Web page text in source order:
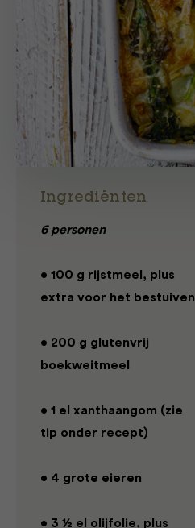
Ingrediënten
6 personen
• 100 g rijstmeel, plus
extra voor het bestuiven
• 200 g glutenvrij
boekweitmeel
• 1 el xanthaangom (zie
tip onder recept)
• 4 grote eieren
• 3 ½ el olijfolie, plus